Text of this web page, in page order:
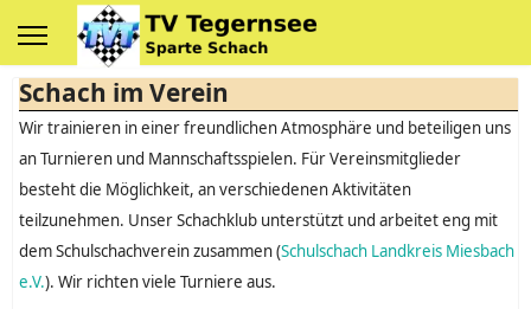
Schach im Verein
Wir trainieren in einer freundlichen Atmosphäre und beteiligen uns
an Turnieren und Mannschaftsspielen. Für Vereinsmitglieder
besteht die Möglichkeit, an verschiedenen Aktivitäten
teilzunehmen. Unser Schachklub unterstützt und arbeitet eng mit
dem Schulschachverein zusammen (Schulschach Landkreis Miesbach
e.V.). Wir richten viele Turniere aus.